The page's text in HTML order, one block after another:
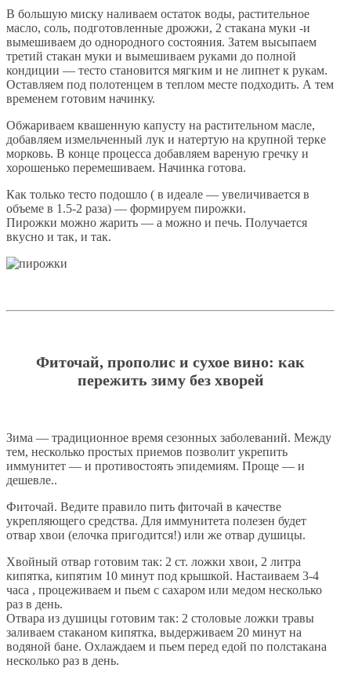
В большую миску наливаем остаток воды, растительное
масло, соль, подготовленные дрожжи, 2 стакана муки -и
вымешиваем до однородного состояния. Затем высыпаем
третий стакан муки и вымешиваем руками до полной
кондиции — тесто становится мягким и не липнет к рукам.
Оставляем под полотенцем в теплом месте подходить. А тем
временем готовим начинку.
Обжариваем квашенную капусту на растительном масле,
добавляем измельченный лук и натертую на крупной терке
морковь. В конце процесса добавляем вареную гречку и
хорошенько перемешиваем. Начинка готова.
Как только тесто подошло ( в идеале — увеличивается в
объеме в 1.5-2 раза) — формируем пирожки.
Пирожки можно жарить — а можно и печь. Получается
вкусно и так, и так.
Фиточай, прополис и сухое вино: как
пережить зиму без хворей
Зима — традиционное время сезонных заболеваний. Между
тем, несколько простых приемов позволит укрепить
иммунитет — и противостоять эпидемиям. Проще — и
дешевле..
Фиточай. Ведите правило пить фиточай в качестве
укрепляющего средства. Для иммунитета полезен будет
отвар хвои (елочка пригодится!) или же отвар душицы.
Хвойный отвар готовим так: 2 ст. ложки хвои, 2 литра
кипятка, кипятим 10 минут под крышкой. Настаиваем 3-4
часа , процеживаем и пьем с сахаром или медом несколько
раз в день.
Отвара из душицы готовим так: 2 столовые ложки травы
заливаем стаканом кипятка, выдерживаем 20 минут на
водяной бане. Охлаждаем и пьем перед едой по полстакана
несколько раз в день.